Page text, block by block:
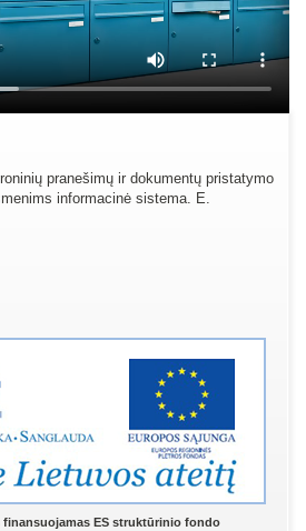
pranešimų ir dokumentų pristatymo
informacinė sistema. E.
finansuojamas ES struktūrinio fondo